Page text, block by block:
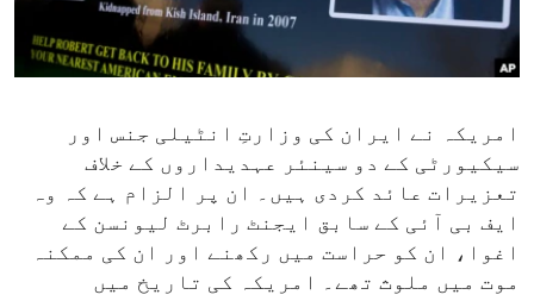
ENVIRONMENT AND HEALTH
IDEALS AND INSTITUTIONS
امریکہ نے ایران کی وزارتِ انٹیلی جنس اور
سیکیورٹی کے دو سینئر عہدیداروں کے خلاف
تعزیرات عائد کردی ہیں۔ ان پر الزام ہے کہ وہ
ایف بی آئی کے سابق ایجنٹ رابرٹ لیونسن کے
اغوا، ان کو حراست میں رکھنے اور ان کی ممکنہ
موت میں ملوث تھے۔ امریکہ کی تاریخ میں